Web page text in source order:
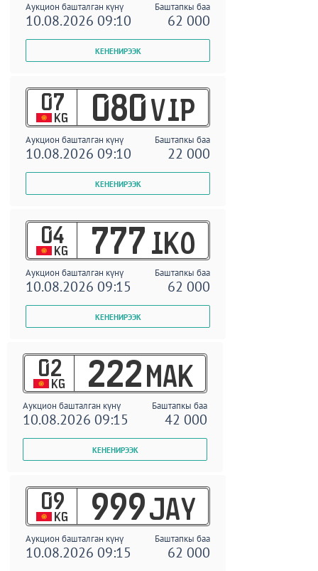
Аукцион башталган күнү Баштапкы баа
10.08.2026 09:10 62 000
07
KG 080 VIP
Аукцион башталган күнү Баштапкы баа
10.08.2026 09:10 22 000
04
KG 777 IKO
Аукцион башталган күнү Баштапкы баа
10.08.2026 09:15 62 000
02
KG 222 MAK
Аукцион башталган күнү Баштапкы баа
10.08.2026 09:15 42 000
09
KG 999 JAY
Аукцион башталган күнү Баштапкы баа
10.08.2026 09:15 62 000